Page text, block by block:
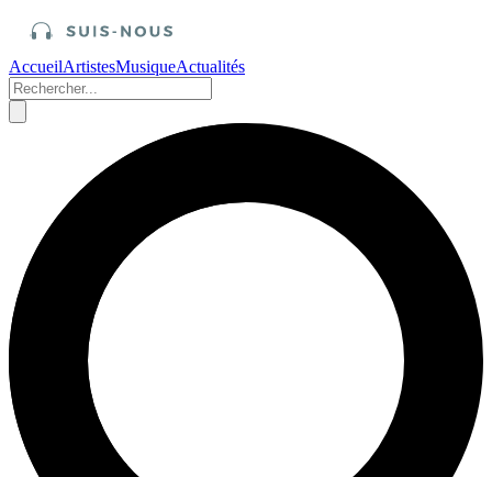
AccueilArtistesMusiqueActualités